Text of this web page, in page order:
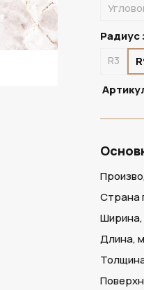
Радиус
R3
Страна
Длина,